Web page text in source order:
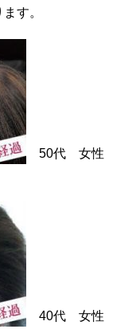
す。
50代 女性
40代 女性